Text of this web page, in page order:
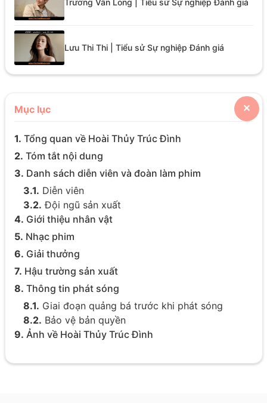
Trương Vân Long | Tiểu sử Sự nghiệp Đánh giá
Lưu Thi Thi | Tiểu sử Sự nghiệp Đánh giá
✕
Mục lục
1. Tổng quan về Hoài Thủy Trúc Đình
2. Tóm tắt nội dung
3. Danh sách diễn viên và đoàn làm phim
3.1. Diễn viên
3.2. Đội ngũ sản xuất
4. Giới thiệu nhân vật
5. Nhạc phim
6. Giải thưởng
7. Hậu trường sản xuất
8. Thông tin phát sóng
8.1. Giai đoạn quảng bá trước khi phát sóng
8.2. Bảo vệ bản quyền
9. Ảnh về Hoài Thủy Trúc Đình